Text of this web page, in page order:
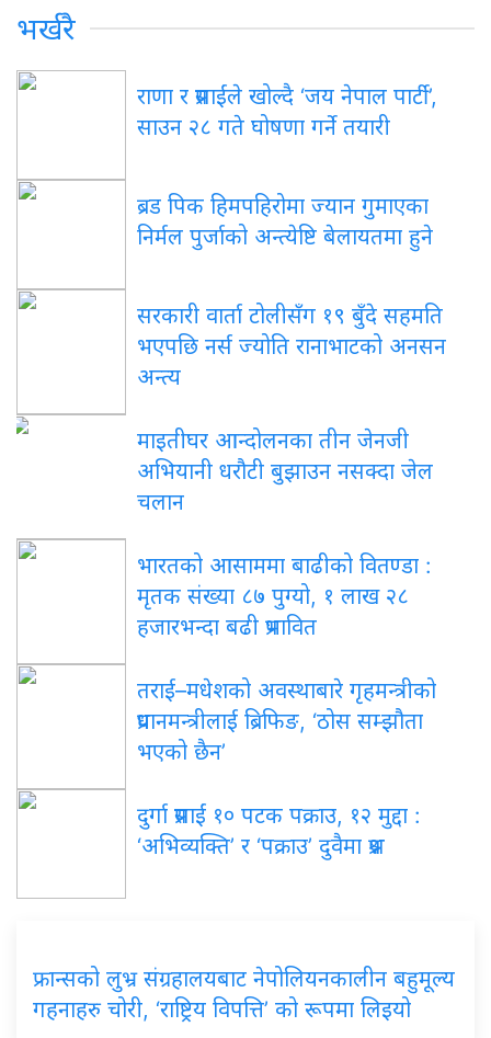
भर्खरै
राणा र प्रसाईंले खोल्दै ‘जय नेपाल पार्टी’,
साउन २८ गते घोषणा गर्ने तयारी
ब्रड पिक हिमपहिरोमा ज्यान गुमाएका
निर्मल पुर्जाको अन्त्येष्टि बेलायतमा हुने
सरकारी वार्ता टोलीसँग १९ बुँदे सहमति
भएपछि नर्स ज्योति रानाभाटको अनसन
अन्त्य
माइतीघर आन्दोलनका तीन जेनजी
अभियानी धरौटी बुझाउन नसक्दा जेल
चलान
भारतको आसाममा बाढीको वितण्डा :
मृतक संख्या ८७ पुग्यो, १ लाख २८
हजारभन्दा बढी प्रभावित
तराई–मधेशको अवस्थाबारे गृहमन्त्रीको
प्रधानमन्त्रीलाई ब्रिफिङ, ‘ठोस सम्झौता
भएको छैन’
दुर्गा प्रसाईं १० पटक पक्राउ, १२ मुद्दा :
‘अभिव्यक्ति’ र ‘पक्राउ’ दुवैमा प्रश्न
फ्रान्सको लुभ्र संग्रहालयबाट नेपोलियनकालीन बहुमूल्य
गहनाहरु चोरी, ‘राष्ट्रिय विपत्ति’ को रूपमा लिइयो